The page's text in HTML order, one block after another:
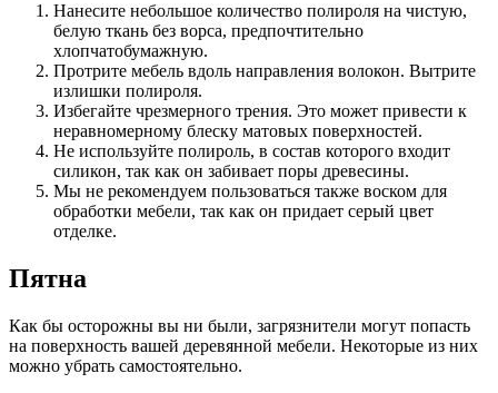
Нанесите небольшое количество полироля на чистую,
белую ткань без ворса, предпочтительно
хлопчатобумажную.
Протрите мебель вдоль направления волокон. Вытрите
излишки полироля.
Избегайте чрезмерного трения. Это может привести к
неравномерному блеску матовых поверхностей.
Не используйте полироль, в состав которого входит
силикон, так как он забивает поры древесины.
Мы не рекомендуем пользоваться также воском для
обработки мебели, так как он придает серый цвет
отделке.
Пятна
Как бы осторожны вы ни были, загрязнители могут попасть
на поверхность вашей деревянной мебели. Некоторые из них
можно убрать самостоятельно.